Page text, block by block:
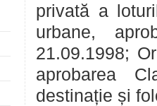
privată a
urbane,
21.09.1998;
aprobarea
destinație